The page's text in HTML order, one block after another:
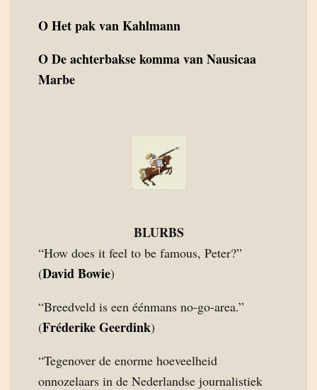
OHet pak van Kahlmann
ODe achterbakse komma van Nausicaa
Marbe
BLURBS
“How does it feel to be famous, Peter?”
(David Bowie)
“Breedveld is een éénmans no-go-area.”
(Fréderike Geerdink)
“Tegenover de enorme hoeveelheid
onnozelaars in de Nederlandse journalistiek